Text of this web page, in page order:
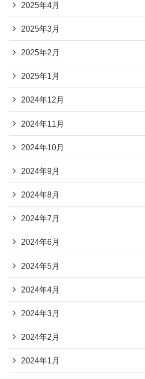
2025年4月
2025年3月
2025年2月
2025年1月
2024年12月
2024年11月
2024年10月
2024年9月
2024年8月
2024年7月
2024年6月
2024年5月
2024年4月
2024年3月
2024年2月
2024年1月